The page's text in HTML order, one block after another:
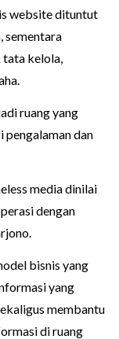
website dituntut
sementara
kelola,
ruang yang
dan
media dinilai
dengan
bisnis yang
yang
membantu
di ruang